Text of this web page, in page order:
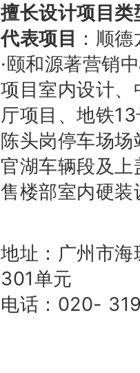
擅长设计项目类
代表项目 ： 顺德
·颐和源著营销
项目室内设计
厅项目、地铁
陈头岗停车场
官湖车辆段及上
售楼部室内硬
地址： 广州市
301单元
电话： 020-